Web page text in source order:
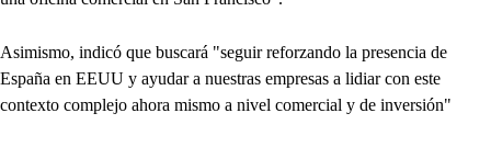
Asimismo, indicó que buscará "seguir reforzando la presencia de
España en EEUU y ayudar a nuestras empresas a lidiar con este
contexto complejo ahora mismo a nivel comercial y de inversión"